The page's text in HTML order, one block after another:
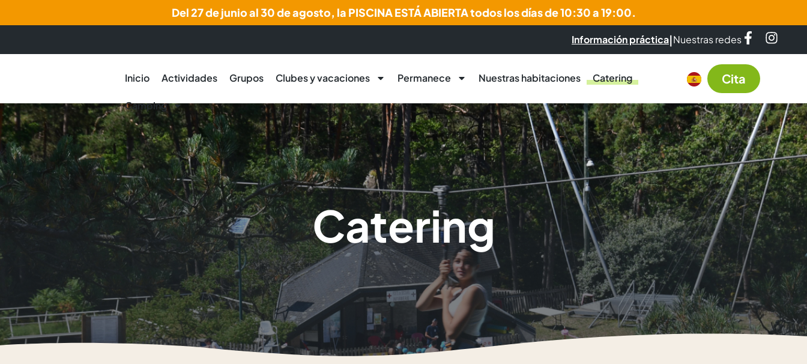
Del 27 de junio al 30 de agosto, la PISCINA ESTÁ ABIERTA todos los días de 10:30 a 19:00.
Información práctica|Nuestras redes
Inicio Actividades Grupos Clubes y vacaciones Permanece Nuestras habitaciones Catering
Camping
Cita
Catering